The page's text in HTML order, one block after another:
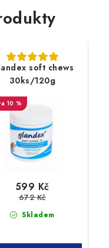
soft chews
30ks/120g
10 %
Skladem
599 Kč
672 Kč